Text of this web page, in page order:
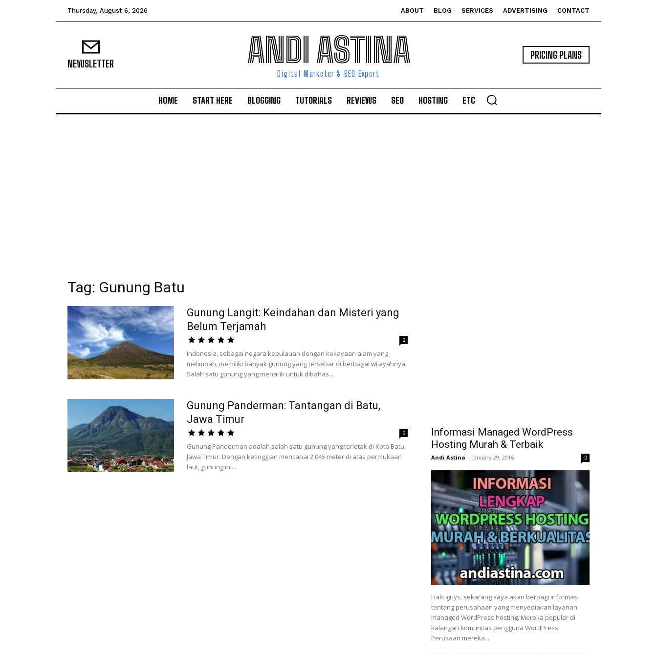
Thursday, August 6, 2026 ABOUT BLOG SERVICES ADVERTISING CONTACT
NEWSLETTER ANDI ASTINA
Digital Marketer & SEO Expert
PRICING PLANS
HOME START HERE BLOGGING TUTORIALS REVIEWS SEO HOSTING ETC
Tag: Gunung Batu
Gunung Langit: Keindahan dan Misteri yang
Belum Terjamah
0
Indonesia, sebagai negara kepulauan dengan kekayaan alam yang
melimpah, memiliki banyak gunung yang tersebar di berbagai wilayahnya.
Salah satu gunung yang menarik untuk dibahas...
Gunung Panderman: Tantangan di Batu,
Jawa Timur
0
Gunung Panderman adalah salah satu gunung yang terletak di Kota Batu,
Jawa Timur. Dengan ketinggian mencapai 2.045 meter di atas permukaan
laut, gunung ini...
Informasi Managed WordPress
Hosting Murah & Terbaik
Andi Astina - January 29, 2016 0
Halo guys, sekarang saya akan berbagi informasi
tentang perusahaan yang menyediakan layanan
managed WordPress hosting. Mereka populer di
kalangan komunitas pengguna WordPress.
Perusaan mereka...